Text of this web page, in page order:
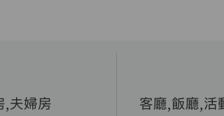
,夫婦房 客廳,飯廳,活